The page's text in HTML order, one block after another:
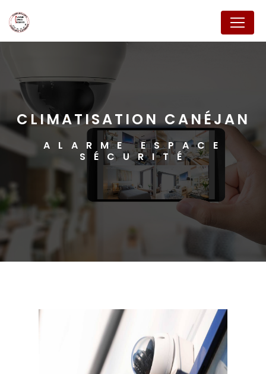
CLIMATISATION CANÉJAN
ALARME ESPACE
SÉCURITÉ